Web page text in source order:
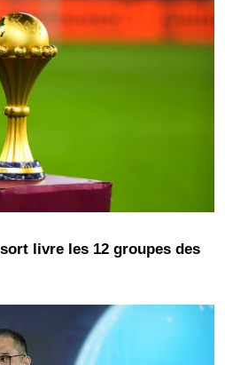
livre les 12 groupes des